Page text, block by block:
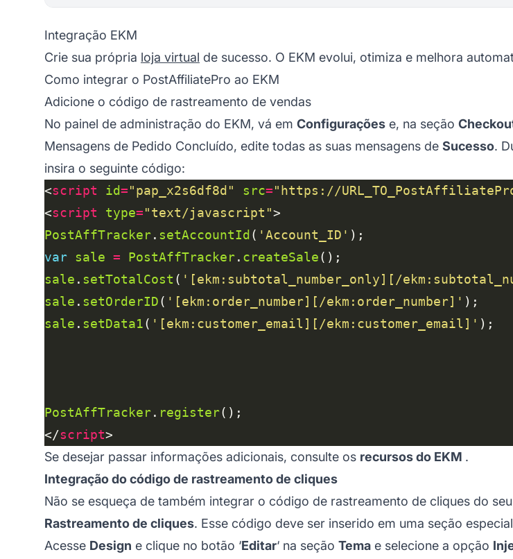
Integração EKM
Crie sua própria loja virtual de sucesso. O EKM evolui, otimiza e melhora
Como integrar o PostAffiliatePro ao EKM
Adicione o código de rastreamento de vendas
No painel de administração do EKM, vá em Configurações e, na seção
Mensagens de Pedido Concluído, edite todas as suas mensagens de Sucesso.
insira o seguinte código:
<script id="pap_x2s6df8d" src="https://
<script type="text/javascript"
PostAffTracker. setAccountId( 'Account_ID'
var sale = PostAffTracker. createSale
sale . setTotalCost ( '[ekm:subtotal_number_only][/
sale . setOrderID( '[ekm:order_number][/ekm:order_number]'
sale . setData1( '[ekm:customer_email][/ekm:customer_email]'
PostAffTracker. register
</script
Se desejar passar informações adicionais, consulte os recursos do EKM .
Integração do código de rastreamento de cliques
Não se esqueça de também integrar o código de rastreamento de cliques do
Rastreamento de cliques. Esse código deve ser inserido em uma seção
Acesse Design e clique no botão ‘Editar‘ na seção Tema e selecione a opção